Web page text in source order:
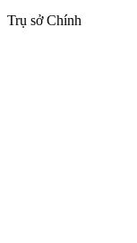
Trụ sở Chính